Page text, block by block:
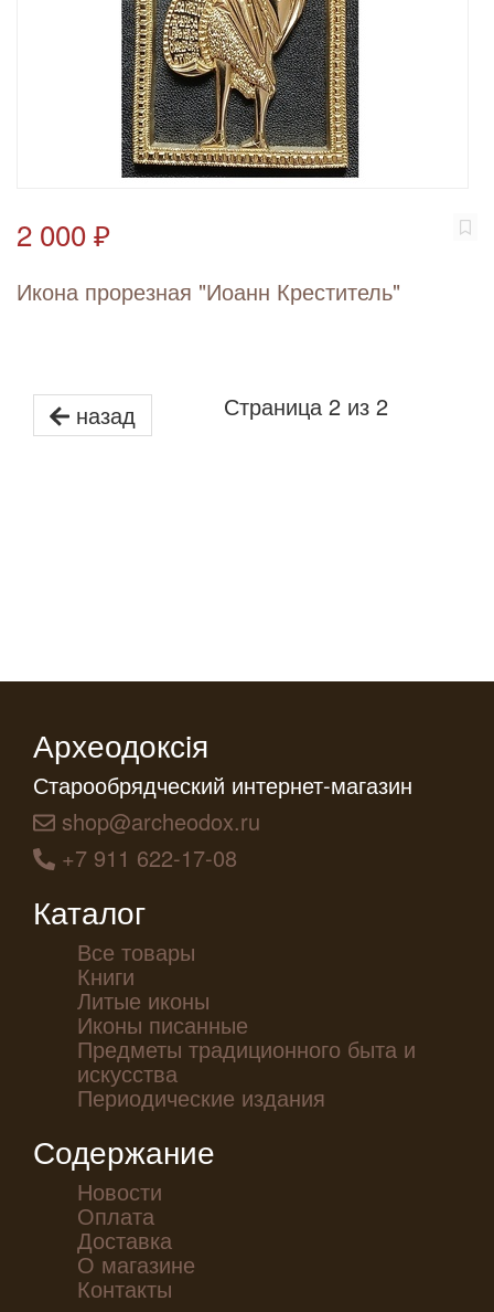
2 000 ₽
Икона прорезная "Иоанн Креститель"
назад Страница 2 из 2
Археодоксiя
Старообрядческий интернет-магазин
shop@archeodox.ru
+7 911 622-17-08
Каталог
Все товары
Книги
Литые иконы
Иконы писанные
Предметы традиционного быта и
искусства
Периодические издания
Содержание
Новости
Оплата
Доставка
О магазине
Контакты